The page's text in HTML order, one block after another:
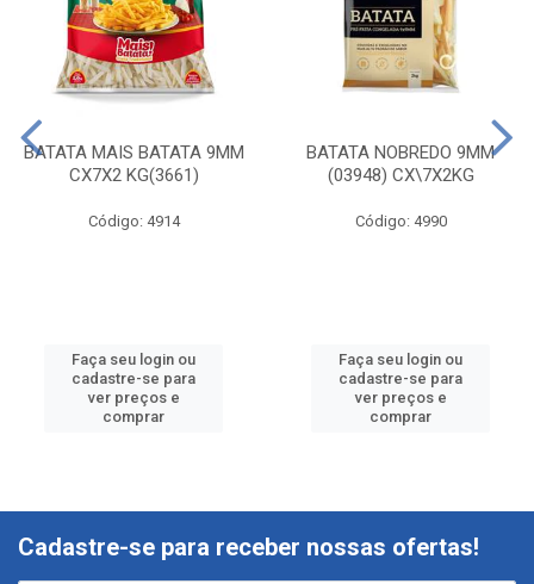
BATATA MAIS BATATA 9MM
CX7X2 KG(3661)
Código: 4914
Faça seu login ou
cadastre-se para
ver preços e
comprar
BATATA NOBREDO 9MM
(03948) CX\7X2KG
Código: 4990
Faça seu login ou
cadastre-se para
ver preços e
comprar
Cadastre-se para receber nossas ofertas!